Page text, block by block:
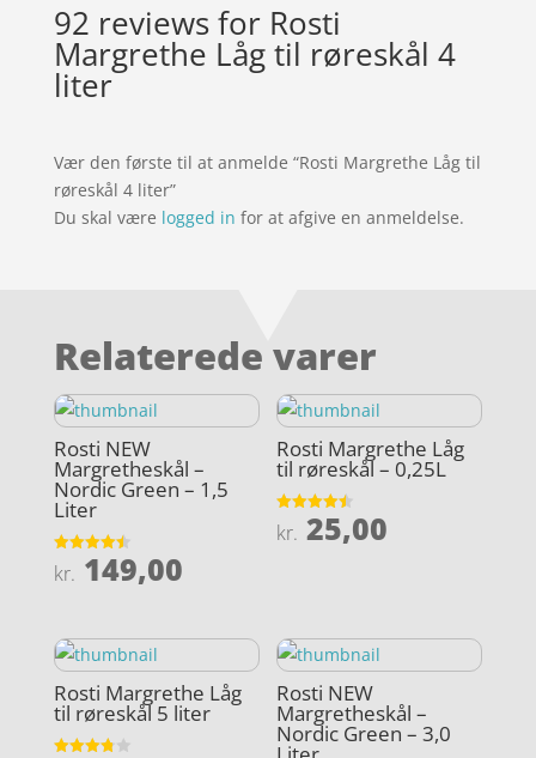
92 reviews for Rosti
Margrethe Låg til røreskål 4
liter
Vær den første til at anmelde “Rosti Margrethe Låg til
røreskål 4 liter”
Du skal være logged in for at afgive en anmeldelse.
Relaterede varer
Rosti NEW
Margretheskål –
Nordic Green – 1,5
Liter
Vurderet
4.5
kr. 149,00
Rosti Margrethe Låg
til røreskål – 0,25L
Vurderet
4.5
kr. 25,00
Rosti Margrethe Låg
til røreskål 5 liter
Rosti NEW
Margretheskål –
Nordic Green – 3,0